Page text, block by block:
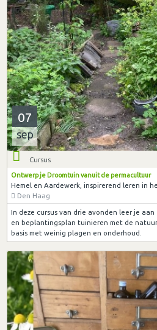
07
sep
Cursus
Ontwerp je Droomtuin vanuit de permacultuur
Hemel en Aardewerk, inspirerend leren in
Den Haag
In deze cursus van drie avonden leer je
en beplantingsplan tuinieren met de
basis met weinig plagen en onderhoud.